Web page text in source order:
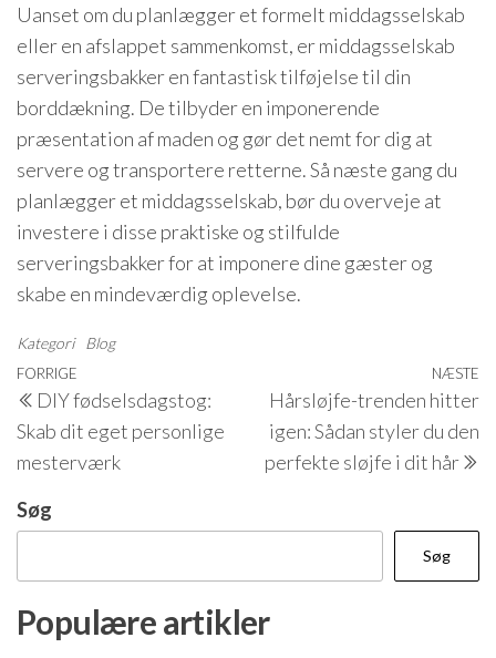
Uanset om du planlægger et formelt middagsselskab
eller en afslappet sammenkomst, er middagsselskab
serveringsbakker en fantastisk tilføjelse til din
borddækning. De tilbyder en imponerende
præsentation af maden og gør det nemt for dig at
servere og transportere retterne. Så næste gang du
planlægger et middagsselskab, bør du overveje at
investere i disse praktiske og stilfulde
serveringsbakker for at imponere dine gæster og
skabe en mindeværdig oplevelse.
Kategori Blog
Indlægsnavigation
Forrige
indlæg
FORRIGE
DIY fødselsdagstog:
Skab dit eget personlige
mesterværk
NÆSTE
Hårsløjfe-trenden hitter
igen: Sådan styler du den
perfekte sløjfe i dit hår
Søg
Søg
Populære artikler